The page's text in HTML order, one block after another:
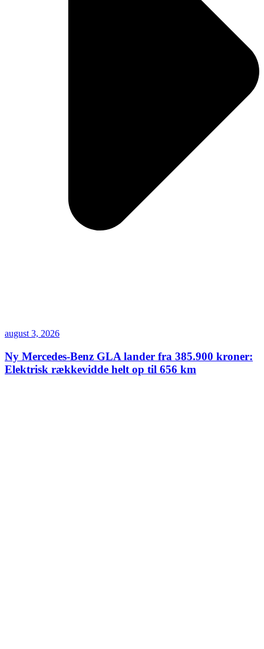
august 3, 2026
Ny Mercedes-Benz GLA lander fra 385.900 kroner:
Elektrisk rækkevidde helt op til 656 km